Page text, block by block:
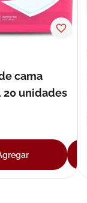
cama
unidades